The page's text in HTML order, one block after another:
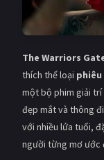
The Warriors
thích thể loại
một bộ phim giải trí
đẹp mắt và thông
với nhiều lứa tuổi,
người từng mơ ước